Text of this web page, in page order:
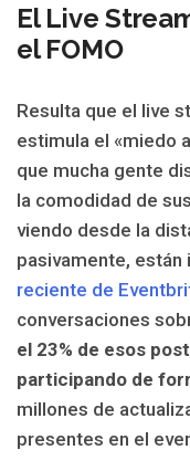
El Live
el FOMO
Resulta que el live
estimula el «miedo
que mucha gente
la comodidad de
viendo desde la
pasivamente, están
reciente de
conversaciones
el 23% de esos
participando de
millones de
presentes en el